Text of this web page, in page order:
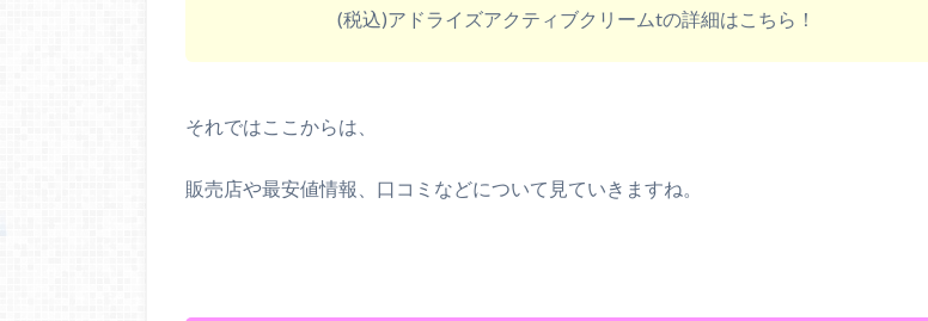
(税込)アドライズアクティブクリームtの詳細はこちら！
それではここからは、
販売店や最安値情報、口コミなどについて見ていきますね。